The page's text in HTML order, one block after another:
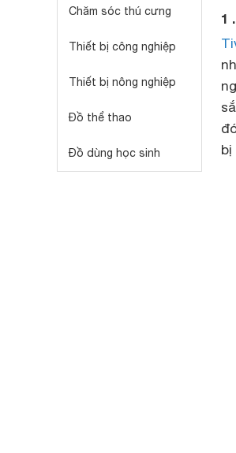
Chăm sóc thú cưng
Thiết bị công nghiệp
Thiết bị nông nghiệp
Đồ thể thao
Đồ dùng học sinh
1
bị